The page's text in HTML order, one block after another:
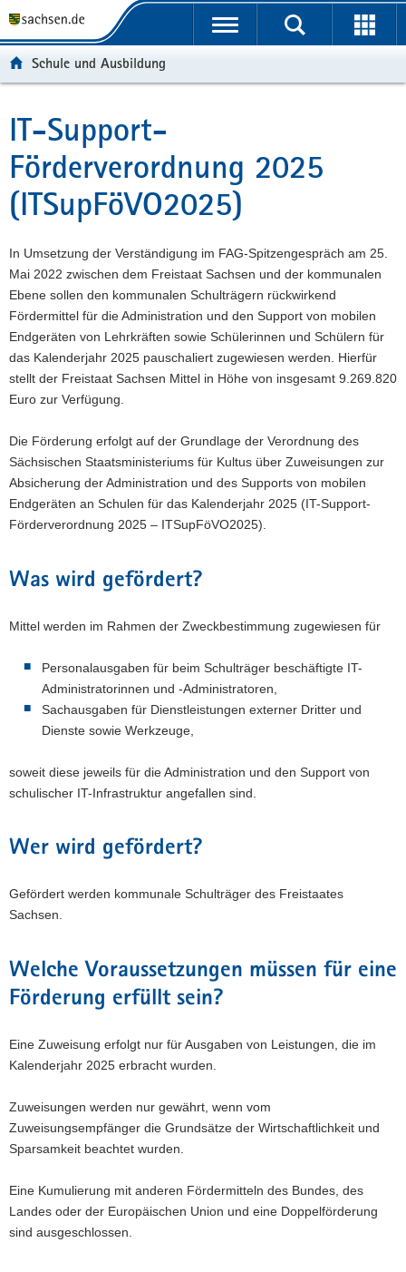
t
b
r
g
e
i
f
e
n
d
e
N
v
i
g
a
t
o
t
a
i
g
t
i
o
n
p
h
l
t
t
I
f
o
m
a
t
i
o
n
t
B
r
e
c
h
Schule und Ausbildung
Hauptinhalt
IT-Support-
Förderverordnung 2025
(ITSupFöVO2025)
In Umsetzung der Verständigung im FAG-Spitzengespräch am 25.
Mai 2022 zwischen dem Freistaat Sachsen und der kommunalen
Ebene sollen den kommunalen Schulträgern rückwirkend
Fördermittel für die Administration und den Support von mobilen
Endgeräten von Lehrkräften sowie Schülerinnen und Schülern für
das Kalenderjahr 2025 pauschaliert zugewiesen werden. Hierfür
stellt der Freistaat Sachsen Mittel in Höhe von insgesamt 9.269.820
Euro zur Verfügung.
Die Förderung erfolgt auf der Grundlage der Verordnung des
Sächsischen Staatsministeriums für Kultus über Zuweisungen zur
Absicherung der Administration und des Supports von mobilen
Endgeräten an Schulen für das Kalenderjahr 2025 (IT-Support-
Förderverordnung 2025 – ITSupFöVO2025).
Was wird gefördert?
Mittel werden im Rahmen der Zweckbestimmung zugewiesen für
Personalausgaben für beim Schulträger beschäftigte IT-
Administratorinnen und -Administratoren,
Sachausgaben für Dienstleistungen externer Dritter und
Dienste sowie Werkzeuge,
soweit diese jeweils für die Administration und den Support von
schulischer IT-Infrastruktur angefallen sind.
Wer wird gefördert?
Gefördert werden kommunale Schulträger des Freistaates
Sachsen.
Welche Voraussetzungen müssen für eine
Förderung erfüllt sein?
Eine Zuweisung erfolgt nur für Ausgaben von Leistungen, die im
Kalenderjahr 2025 erbracht wurden.
Zuweisungen werden nur gewährt, wenn vom
Zuweisungsempfänger die Grundsätze der Wirtschaftlichkeit und
Sparsamkeit beachtet wurden.
Eine Kumulierung mit anderen Fördermitteln des Bundes, des
Landes oder der Europäischen Union und eine Doppelförderung
sind ausgeschlossen.